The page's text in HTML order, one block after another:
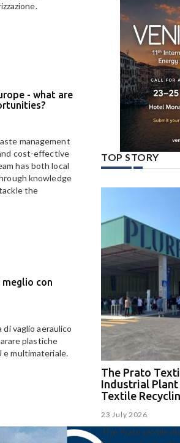
- what are
management
cost-effective
has both local
knowledge
the
con
vaglio aeraulico
plastiche
e multimateriale.
TOP STORY
The Prato
Industrial
Textile
23 July 2026
The Prato textile